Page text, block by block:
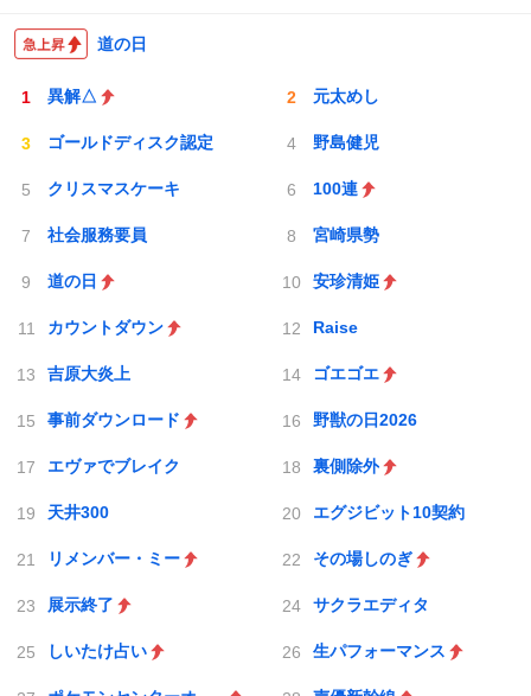
道の日
異解△ 元太めし
ゴールドディスク認定 野島健児
クリスマスケーキ 100連
社会服務要員 宮崎県勢
道の日 安珍清姫
カウントダウン Raise
吉原大炎上 ゴエゴエ
事前ダウンロード 野獣の日2026
エヴァでブレイク 裏側除外
天井300 エグジビット10契約
リメンバー・ミー その場しのぎ
展示終了 サクラエディタ
しいたけ占い 生パフォーマンス